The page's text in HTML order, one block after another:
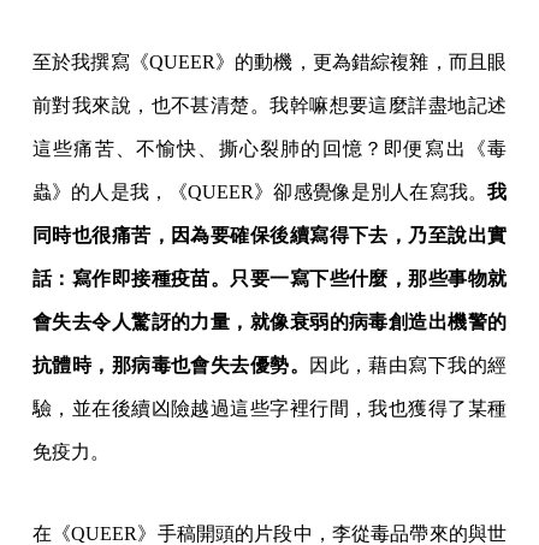
至於我撰寫《QUEER》的動機，更為錯綜複雜，而且眼
前對我來說，也不甚清楚。我幹嘛想要這麼詳盡地記述
這些痛苦、不愉快、撕心裂肺的回憶？即便寫出《毒
蟲》的人是我，《QUEER》卻感覺像是別人在寫我。 我
同時也很痛苦，因為要確保後續寫得下去，乃至說出實
話：寫作即接種疫苗。只要一寫下些什麼，那些事物就
會失去令人驚訝的力量，就像衰弱的病毒創造出機警的
抗體時，那病毒也會失去優勢。 因此，藉由寫下我的經
驗，並在後續凶險越過這些字裡行間，我也獲得了某種
免疫力。
在《QUEER》手稿開頭的片段中，李從毒品帶來的與世